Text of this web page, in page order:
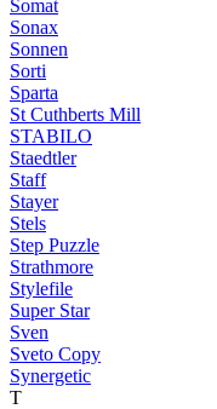
Somat
Sonax
Sonnen
Sorti
Sparta
St Cuthberts Mill
STABILO
Staedtler
Staff
Stayer
Stels
Step Puzzle
Strathmore
Stylefile
Super Star
Sven
Sveto Copy
Synergetic
T